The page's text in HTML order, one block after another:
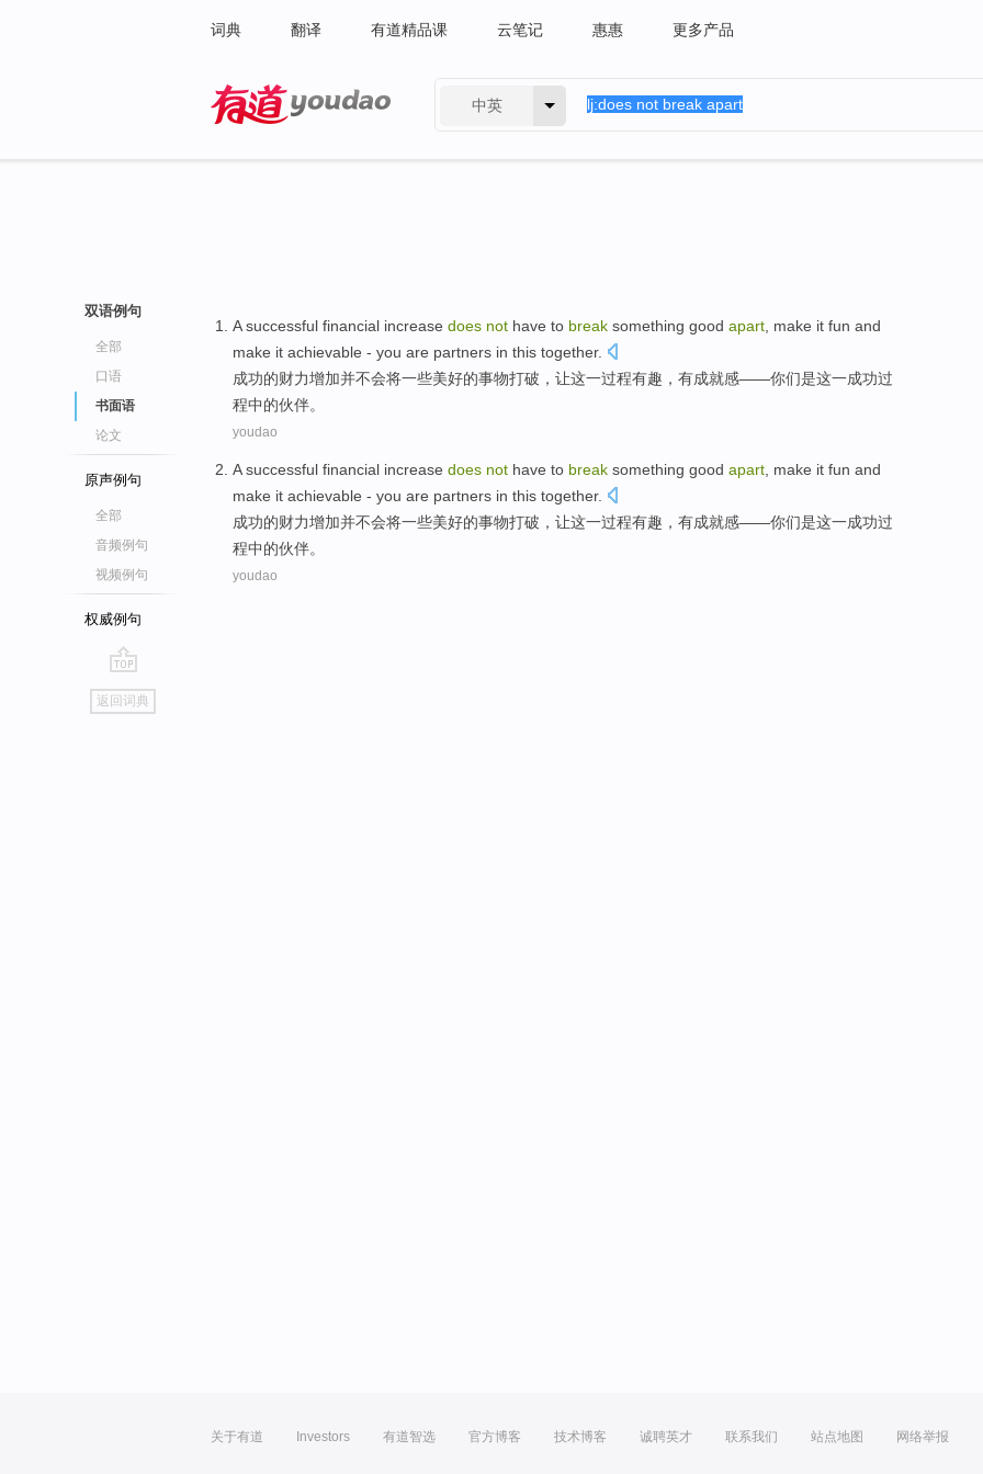
词典 翻译 有道精品课 云笔记 惠惠 更多产品
中英
双语例句
全部
口语
书面语
论文
原声例句
全部
音频例句
视频例句
权威例句
go
top
返回词典
A successful financial increase does not have to break something good apart make it fun and
make it achievable - you are partners in this together.
成功的财力增加并不会将一些美好的事物打破， 让这一过程有趣 ， 有成就感——你们是这一成功过
程中的伙伴。
youdao
A successful financial increase does not have to break something good apart make it fun and
make it achievable - you are partners in this together.
成功的财力增加并不会将一些美好的事物打破， 让这一过程有趣 ， 有成就感——你们是这一成功过
程中的伙伴。
youdao
关于有道 Investors 有道智选 官方博客 技术博客 诚聘英才 联系我们 站点地图 网络举报